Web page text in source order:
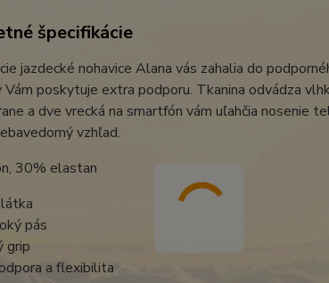
špecifikácie
jazdecké nohavice Alana vás zahalia do
poskytuje extra podporu. Tkanina odvádza
a dve vrecká na smartfón vám uľahčia nosenie
vzhľad.
30% elastan
pás
grip
a flexibilita